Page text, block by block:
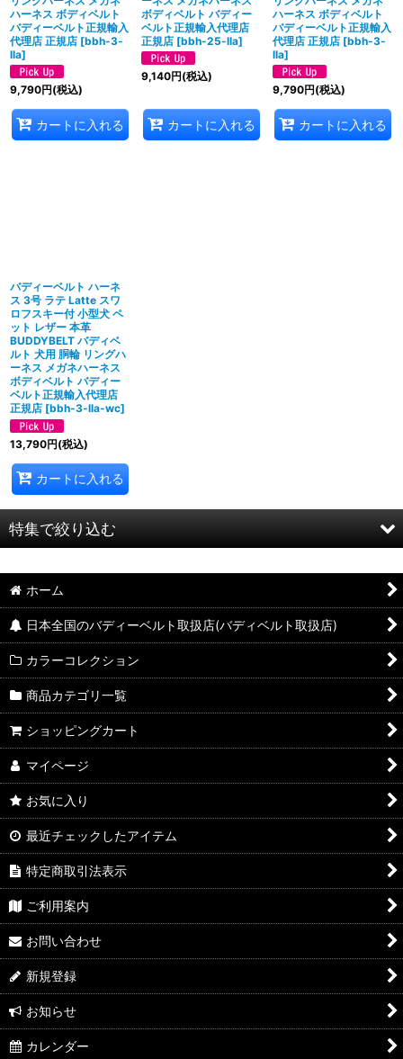
ハーネス ボディベルト
バディーベルト正規輸入
代理店 正規店 [bbh-3-
lla]
9,790円(税込)
カートに入れる
ボディベルト バディー
ベルト正規輸入代理店
正規店 [bbh-25-lla]
9,140円(税込)
カートに入れる
ハーネス ボディベルト
バディーベルト正規輸入
代理店 正規店 [bbh-3-
lla]
9,790円(税込)
カートに入れる
バディーベルト ハーネ
ス 3号 ラテ Latte スワ
ロフスキー付 小型犬 ペ
ット レザー 本革
BUDDYBELT バディベ
ルト 犬用 胴輪 リングハ
ーネス メガネハーネス
ボディベルト バディー
ベルト正規輸入代理店
正規店 [bbh-3-lla-wc]
13,790円(税込)
カートに入れる
特集で絞り込む
プレミアムコレクション
ラグジュアリーコレクション
エリートコレクション
シグネチャーコレクション
レッド、ブラック、ピンク、ブルー、キャラメル
ホワイトキャップ（wahitecap）
ホットピンク（hotpink）
ムーンウォーク（Moonwalk）
エメラルド（Emerald）
ファイヤーボール（Fireball）
ロビンズエッグブルー（Robin's Egg Blue・Tiffurny）
ホーム
日本全国のバディーベルト取扱店(バディベルト取扱店)
カラーコレクション
商品カテゴリ一覧
ショッピングカート
マイページ
お気に入り
最近チェックしたアイテム
特定商取引法表示
ご利用案内
お問い合わせ
新規登録
お知らせ
カレンダー